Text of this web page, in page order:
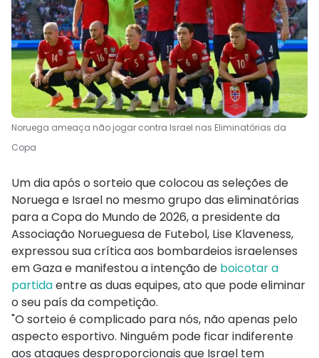
Noruega ameaça não jogar contra Israel nas Eliminatórias da
Copa
Um dia após o sorteio que colocou as seleções de
Noruega e Israel no mesmo grupo das eliminatórias
para a Copa do Mundo de 2026, a presidente da
Associação Norueguesa de Futebol, Lise Klaveness,
expressou sua crítica aos bombardeios israelenses
em Gaza e manifestou a intenção de boicotar a
partidaentre as duas equipes, ato que pode eliminar
o seu país da competição.
"O sorteio é complicado para nós, não apenas pelo
aspecto esportivo. Ninguém pode ficar indiferente
aos ataques desproporcionais que Israel tem